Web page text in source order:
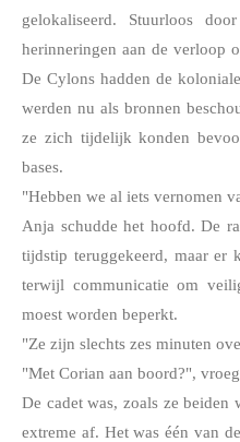
gelokaliseerd. Stuurloos
herinneringen aan de verloop
De Cylons hadden de
werden nu als bronnen
ze zich tijdelijk konden
bases.
"Hebben we al iets vernomen
Anja schudde het hoofd. De
tijdstip teruggekeerd, maar er
terwijl communicatie om
moest worden beperkt.
"Ze zijn slechts zes minuten
"Met Corian aan boord?",
De cadet was, zoals ze beiden
extreme af. Het was één van